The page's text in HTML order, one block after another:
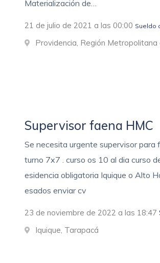
Materialización de…
21 de julio de 2021 a las 00:00 Sueldo
Providencia, Región
Supervisor faena HMC
Se necesita urgente supervisor para
turno 7x7 . curso os 10 al dia curso
esidencia obligatoria Iquique o Alto
esados enviar cv
23 de noviembre de 2022 a las 18:47
Iquique, Tarapacá